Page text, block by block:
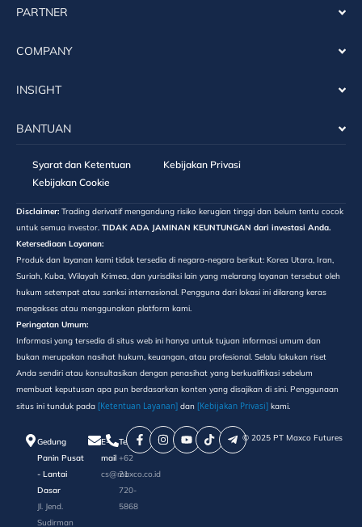
PARTNER
COMPANY
INSIGHT
BANTUAN
Syarat dan Ketentuan
Kebijakan Privasi
Kebijakan Cookie
Disclaimer: Trading derivatif mengandung risiko kerugian tinggi dan belum tentu cocok
untuk semua investor. TIDAK ADA JAMINAN KEUNTUNGAN dari investasi Anda.
Ketersediaan Layanan:
Produk dan layanan kami tidak tersedia di negara-negara berikut: Korea Utara, Iran,
Suriah, Kuba, Wilayah Krimea, dan yurisdiksi lain yang melarang layanan tersebut oleh
hukum setempat atau sanksi internasional. Pengguna dari lokasi ini dilarang keras
mengakses atau menggunakan platform kami.
Peringatan Umum:
Informasi yang tersedia di situs web ini hanya untuk tujuan informasi umum dan
bukan merupakan nasihat hukum, keuangan, atau profesional. Selalu lakukan riset
Anda sendiri atau konsultasikan dengan penasihat yang berkualifikasi sebelum
membuat keputusan apa pun berdasarkan konten yang disajikan di sini. Penggunaan
situs ini tunduk pada [Ketentuan Layanan] dan [Kebijakan Privasi] kami.
Gedung
Panin Pusat
- Lantai
Dasar
Jl. Jend.
Sudirman
E-
mail
cs@maxco.co.id
Telepon
+62
21
720-
5868
©️ 2025 PT Maxco Futures